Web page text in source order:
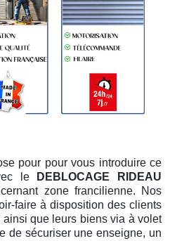
pour pour vous introduire ce
le
DEBLOCAGE RIDEAU
zone francilienne. Nos
faire à disposition des clients
que leurs biens via à volet
de sécuriser une enseigne, un